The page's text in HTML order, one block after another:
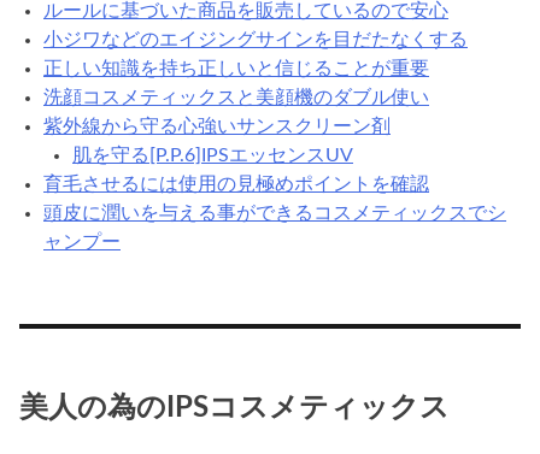
ルールに基づいた商品を販売しているので安心
小ジワなどのエイジングサインを目だたなくする
正しい知識を持ち正しいと信じることが重要
洗顔コスメティックスと美顔機のダブル使い
紫外線から守る心強いサンスクリーン剤
肌を守る[P.P.6]IPSエッセンスUV
育毛させるには使用の見極めポイントを確認
頭皮に潤いを与える事ができるコスメティックスでシ
ャンプー
美人の為のIPSコスメティックス